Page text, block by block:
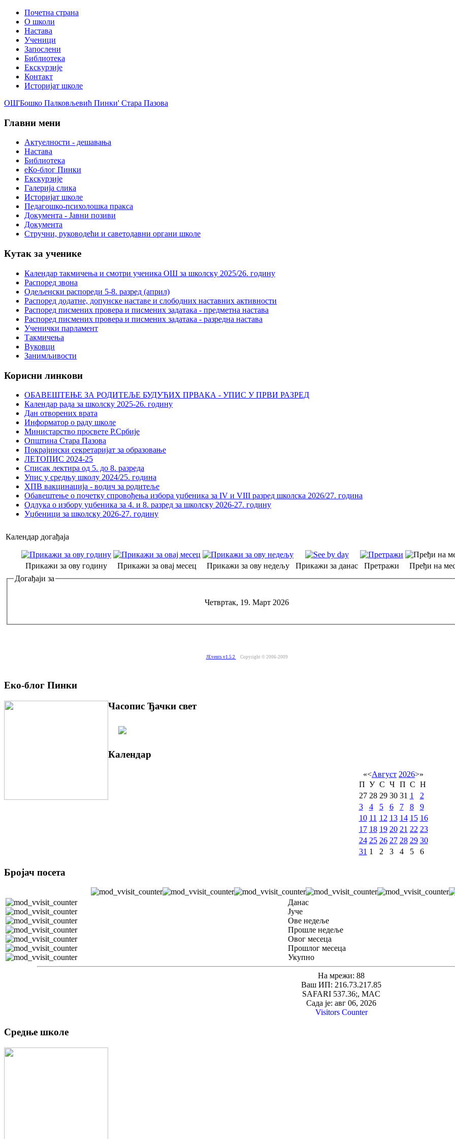
Почетна страна
О школи
Настава
Ученици
Запослени
Библиотека
Екскурзије
Контакт
Историјат школе
ОШ'Бошко Палковљевић Пинки' Стара Пазова
Главни мени
Актуелности - дешавања
Настава
Библиотека
еКо-блог Пинки
Екскурзије
Галерија слика
Историјат школе
Педагошко-психолошка пракса
Документа - Јавни позиви
Документа
Стручни, руководећи и саветодавни органи школе
Кутак за ученике
Календар такмичења и смотри ученика ОШ за школску 2025/26. годину
Распоред звона
Одељенски распореди 5-8. разред (април)
Распоред додатне, допунске наставе и слободних наставних активности
Распоред писмених провера и писмених задатака - предметна настава
Распоред писмених провера и писмених задатака - разредна настава
Ученички парламент
Такмичења
Вуковци
Занимљивости
Корисни линкови
ОБАВЕШТЕЊЕ ЗА РОДИТЕЉЕ БУДУЋИХ ПРВАКА - УПИС У ПРВИ РАЗРЕД
Календар рада за школску 2025-26. годину
Дан отворених врата
Информатор о раду школе
Министарство просвете Р.Србије
Општина Стара Пазова
Покрајински секретаријат за образовање
ЛЕТОПИС 2024-25
Списак лектира од 5. до 8. разреда
Упис у средњу школу 2024/25. година
ХПВ вакцинација - водич за родитеље
Обавештење о почетку спровођења избора уџбеника за IV и VIII разред школска 2026/27. година
Одлука о избору уџбеника за 4. и 8. разред за школску 2026-27. годину
Уџбеници за школску 2026-27. годину
Календар догађаја
Прикажи за ову годину Прикажи за овај месец Прикажи за ову недељу Прикажи за данас Претражи
Пређи на
Догађаји за
Четвртак, 19. Март 2026
JEvents v1.5.2 Copyright © 2006-2009
Еко-блог Пинки
Часопис Ђачки свет
Календар
«<Август 2026>»
П У С Ч П С Н
27 28 29 30 31 1
2
3
4 5 6 7 8
9
10 11 12 13 14 15 16
17 18 19 20 21 22 23
24 25 26 27 28 29 30
31 1 2 3 4 5 6
Бројач посета
Данас
Јуче
Ове недеље
Прошле недеље
Овог месеца
Прошлог месеца
Укупно
На мрежи: 88
Ваш ИП: 216.73.217.85
SAFARI 537.36;, MAC
Сада је: авг 06, 2026
Visitors Counter
Средње школе